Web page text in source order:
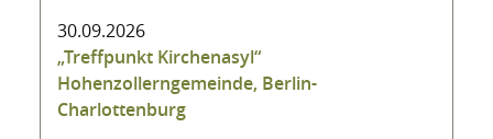
30.09.2026
„Treffpunkt Kirchenasyl“
Hohenzollerngemeinde, Berlin-
Charlottenburg